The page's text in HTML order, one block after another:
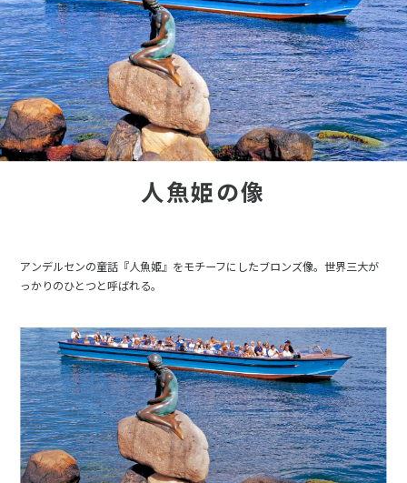
人魚姫の像
アンデルセンの童話『人魚姫』をモチーフにしたブロンズ像。世界三大が
っかりのひとつと呼ばれる。